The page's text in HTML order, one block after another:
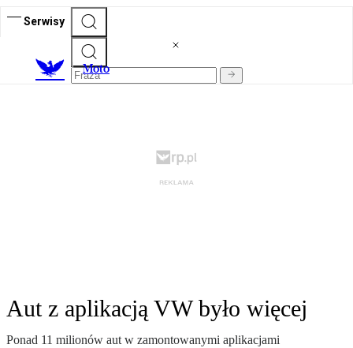
Serwisy
Moto
Aut z aplikacją VW było więcej
Ponad 11 milionów aut w zamontowanymi aplikacjami